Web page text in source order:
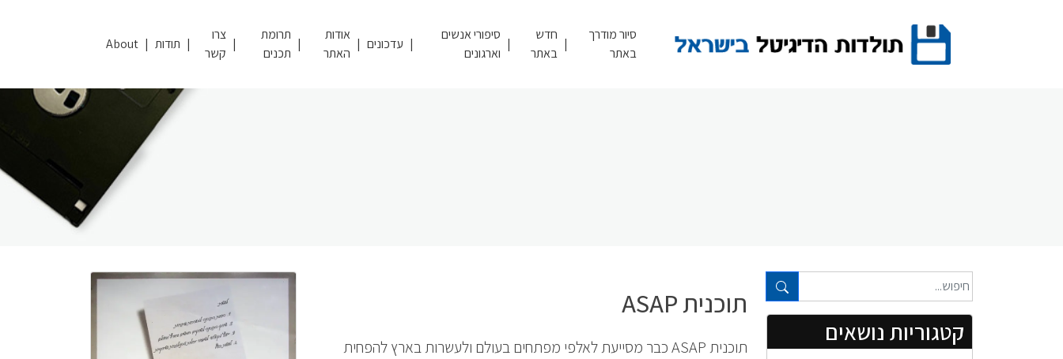
סיור מודרך
באתר
חדש
באתר
סיפורי אנשים
וארגונים
עדכונים
אודות
האתר
תרומת
תכנים
צרו
קשר
תודות About
טקסט חופשי...
קטגוריות נושאים
תוכנית ASAP
תוכנית ASAP כבר מסייעת לאלפי מפתחים בעולם ולעשרות בארץ להפחית